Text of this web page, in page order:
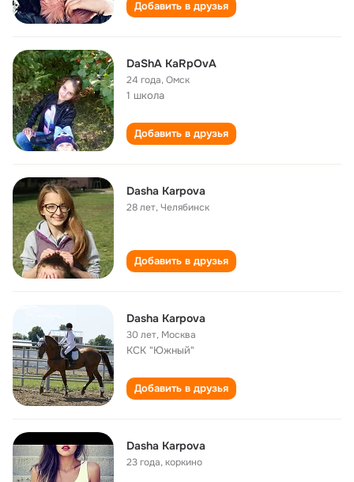
Добавить в друзья
DaShA KaRpOvA
24 года,Омск
1 школа
Добавить в друзья
Dasha Karpova
28 лет,Челябинск
Добавить в друзья
Dasha Karpova
30 лет, Москва
КСК "Южный"
Добавить в друзья
Dasha Karpova
23 года,коркино